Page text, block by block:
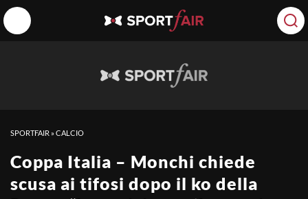
SPORTFAIR »CALCIO
Coppa Italia – Monchi chiede
scusa ai tifosi dopo il ko della